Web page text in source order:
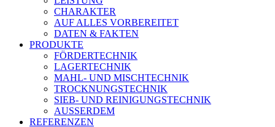
CHARAKTER
AUF ALLES VORBEREITET
DATEN & FAKTEN
PRODUKTE
FÖRDERTECHNIK
LAGERTECHNIK
MAHL- UND MISCHTECHNIK
TROCKNUNGSTECHNIK
SIEB- UND REINIGUNGSTECHNIK
AUSSERDEM
REFERENZEN